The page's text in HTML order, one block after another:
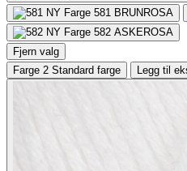
581 BRUNROSA
582 ASKEROSA
Fjern valg
Farge 2 Standard farge Legg til